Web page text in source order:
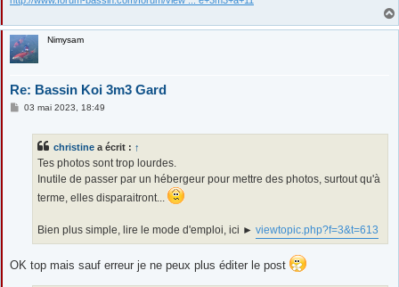
Nimysam
Re: Bassin Koi 3m3 Gard
M03 mai 2023, 18:49
christine a écrit : ↑
Tes photos sont trop lourdes.
Inutile de passer par un hébergeur pour mettre des photos, surtout qu'à
terme, elles disparaitront...
Bien plus simple, lire le mode d'emploi, ici ► viewtopic.php?f=3&t=613
OK top mais sauf erreur je ne peux plus éditer le post